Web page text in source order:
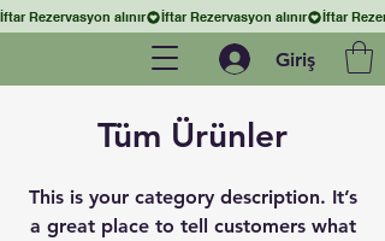
Giriş
İftar Rezervasyon alınır
Tüm Ürünler
This is your category description. It’s
a great place to tell customers what